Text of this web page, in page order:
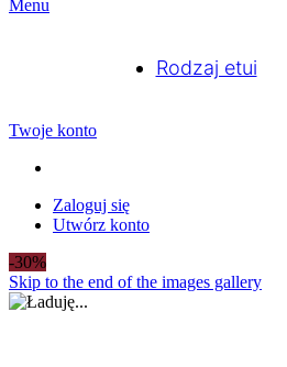
Menu
Rodzaj etui
Twoje konto
Zaloguj się
Utwórz konto
-30%
Skip to the end of the images gallery